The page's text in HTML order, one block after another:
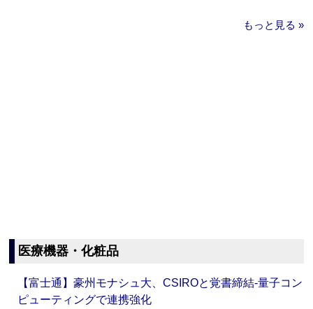
もっと見る »
医療機器・化粧品
【富士通】豪州モナシュ大、CSIROと覚書締結‐量子コン
ピューティングで連携強化